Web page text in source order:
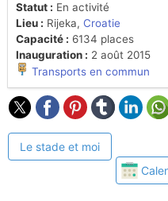
Statut : En activité
Lieu : Rijeka, Croatie
Capacité : 6134 places
Inauguration : 2 août 2015
Transports en commun
Le stade et moi